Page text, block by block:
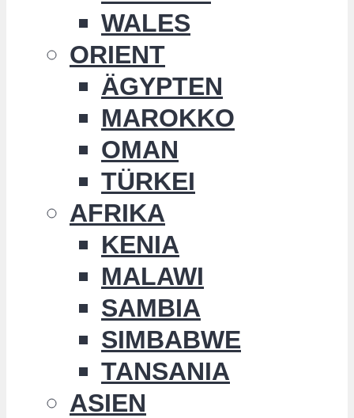
WALES
ORIENT
ÄGYPTEN
MAROKKO
OMAN
TÜRKEI
AFRIKA
KENIA
MALAWI
SAMBIA
SIMBABWE
TANSANIA
ASIEN